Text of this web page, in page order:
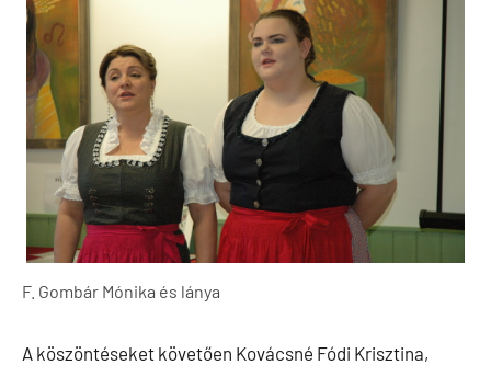
F. Gombár Mónika és lánya
A köszöntéseket követően Kovácsné Fódi Krisztina,